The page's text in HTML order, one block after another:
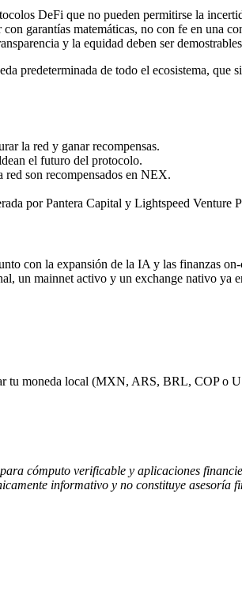
DeFi que no pueden permitirse la
garantías matemáticas, no con fe en una
y la equidad deben ser
predeterminada de todo el ecosistema, que
la red y ganar recompensas.
el futuro del protocolo.
son recompensados en NEX.
por Pantera Capital y Lightspeed
con la expansión de la IA y las finanzas
un mainnet activo y un exchange nativo
tu moneda local (MXN, ARS, BRL, COP o
cómputo verificable y aplicaciones
informativo y no constituye